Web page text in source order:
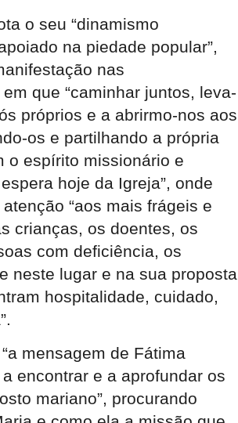
o seu “dinamismo
na piedade popular”,
nas
que “caminhar juntos, leva-
próprios e a abrirmo-nos aos
os e partilhando a própria
o espírito missionário e
hoje da Igreja”, onde
“aos mais frágeis e
crianças, os doentes, os
com deficiência, os
neste lugar e na sua proposta
hospitalidade, cuidado,
mensagem de Fátima
encontrar e a aprofundar os
mariano”, procurando